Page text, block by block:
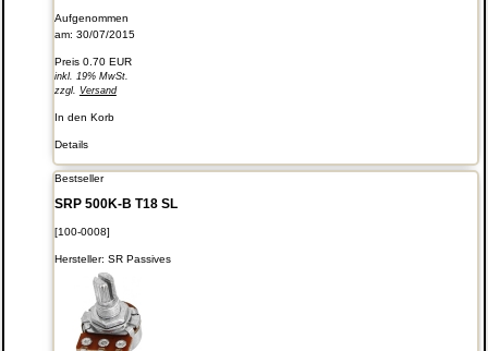
Aufgenommen
am: 30/07/2015
Preis 0.70 EUR
inkl. 19% MwSt.
zzgl. Versand
In den Korb
Details
Bestseller
SRP 500K-B T18 SL
[100-0008]
Hersteller: SR Passives